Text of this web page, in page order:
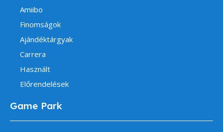
Amiibo
Finomságok
Ajándéktárgyak
Carrera
Használt
Előrendelések
Game Park